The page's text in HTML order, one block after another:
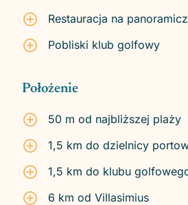
Restauracja na
Pobliski klub golfowy
Położenie
50 m od najbliższej plaży
1,5 km do dzielnicy
1,5 km do klubu
6 km od Villasimius